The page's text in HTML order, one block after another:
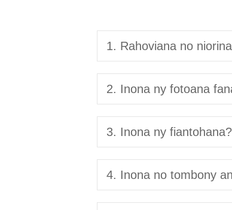
1. Rahoviana no
2. Inona ny fotoana
3. Inona ny fiantohana?
4. Inona no tombony